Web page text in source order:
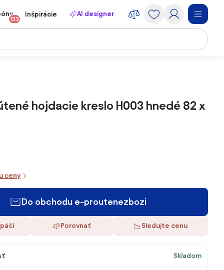
133
Inšpirácie AI designer
hojdacie kreslo H003 hnedé 82 x
ceny
Do obchodu e-proutenezbozi
páči Porovnať Sledujte cenu
Skladom